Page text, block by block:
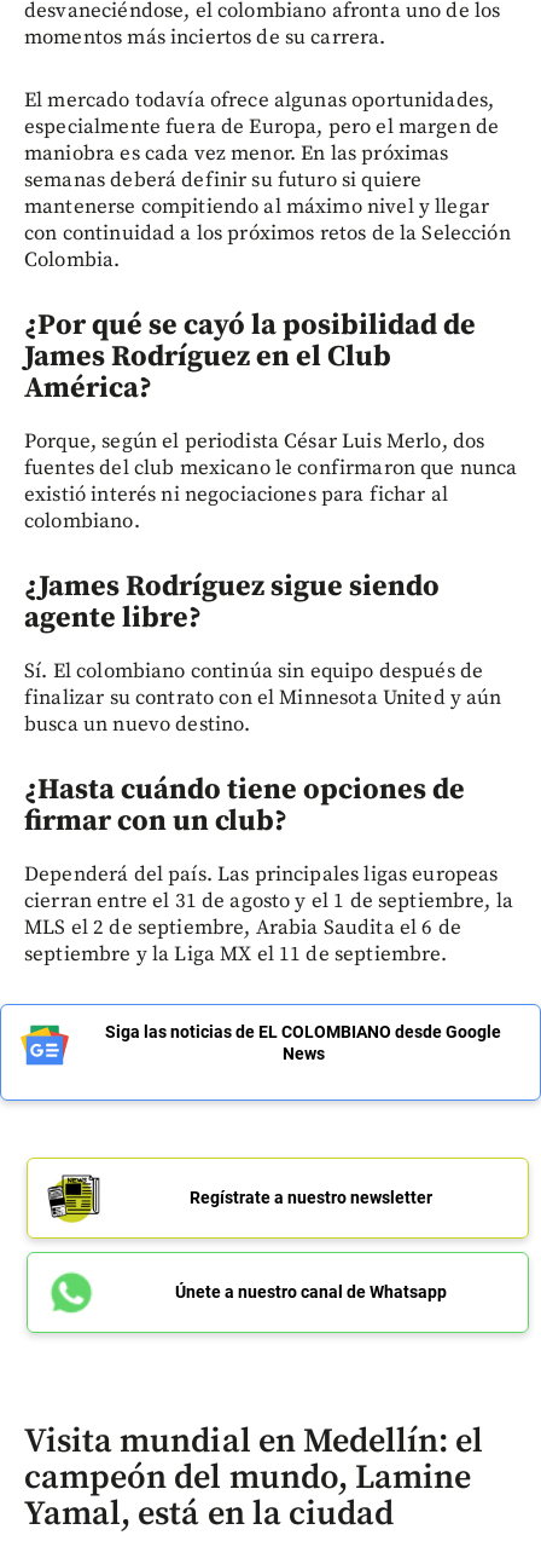
desvaneciéndose, el colombiano afronta uno de los
momentos más inciertos de su carrera.
El mercado todavía ofrece algunas oportunidades,
especialmente fuera de Europa, pero el margen de
maniobra es cada vez menor. En las próximas
semanas deberá definir su futuro si quiere
mantenerse compitiendo al máximo nivel y llegar
con continuidad a los próximos retos de la Selección
Colombia.
¿Por qué se cayó la posibilidad de
James Rodríguez en el Club
América?
Porque, según el periodista César Luis Merlo, dos
fuentes del club mexicano le confirmaron que nunca
existió interés ni negociaciones para fichar al
colombiano.
¿James Rodríguez sigue siendo
agente libre?
Sí. El colombiano continúa sin equipo después de
finalizar su contrato con el Minnesota United y aún
busca un nuevo destino.
¿Hasta cuándo tiene opciones de
firmar con un club?
Dependerá del país. Las principales ligas europeas
cierran entre el 31 de agosto y el 1 de septiembre, la
MLS el 2 de septiembre, Arabia Saudita el 6 de
septiembre y la Liga MX el 11 de septiembre.
Siga las noticias de EL COLOMBIANO desde Google
News
Regístrate a nuestro newsletter
Únete a nuestro canal de Whatsapp
Visita mundial en Medellín: el
campeón del mundo, Lamine
Yamal, está en la ciudad